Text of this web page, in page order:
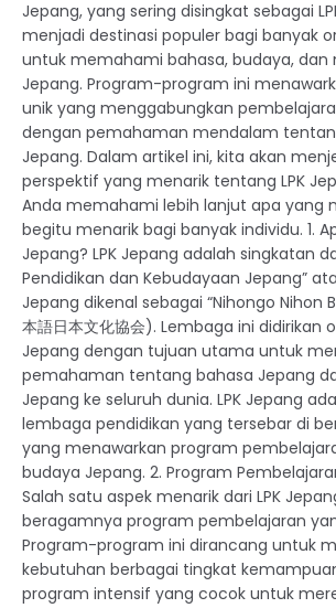
Jepang, yang sering disingkat sebagai
menjadi destinasi populer bagi banyak
untuk memahami bahasa, budaya, dan
Jepang. Program-program ini
unik yang menggabungkan
dengan pemahaman mendalam
Jepang. Dalam artikel ini, kita akan
perspektif yang menarik tentang LPK
Anda memahami lebih lanjut apa yang
begitu menarik bagi banyak individu. 1.
Jepang? LPK Jepang adalah singkatan
Pendidikan dan Kebudayaan Jepang”
Jepang dikenal sebagai “Nihongo Nihon
本語日本文化協会). Lembaga ini didirikan
Jepang dengan tujuan utama untuk
pemahaman tentang bahasa Jepang
Jepang ke seluruh dunia. LPK Jepang
lembaga pendidikan yang tersebar di
yang menawarkan program
budaya Jepang. 2. Program
Salah satu aspek menarik dari LPK
beragamnya program pembelajaran
Program-program ini dirancang untuk
kebutuhan berbagai tingkat
program intensif yang cocok untuk